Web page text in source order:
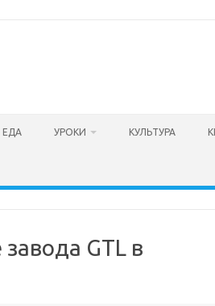
ЕДА УРОКИ КУЛЬТУРА
GTL в